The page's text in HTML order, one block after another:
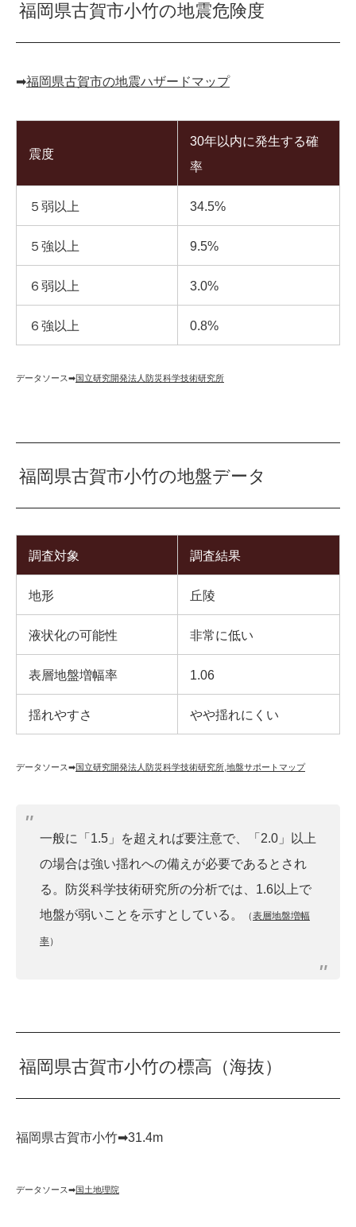
福岡県古賀市小竹の地震危険度
➡︎福岡県古賀市の地震ハザードマップ
震度
30年以内に発生する確
率
５弱以上 34.5%
５強以上 9.5%
６弱以上 3.0%
６強以上 0.8%
データソース➡︎国立研究開発法人防災科学技術研究所
福岡県古賀市小竹の地盤データ
調査対象 調査結果
地形 丘陵
液状化の可能性 非常に低い
表層地盤増幅率 1.06
揺れやすさ やや揺れにくい
データソース➡︎国立研究開発法人防災科学技術研究所 地盤サポートマップ
一般に「1.5」を超えれば要注意で、「2.0」以上
の場合は強い揺れへの備えが必要であるとされ
る。防災科学技術研究所の分析では、1.6以上で
地盤が弱いことを示すとしている。
（表層地盤増幅
率）
福岡県古賀市小竹の標高（海抜）
福岡県古賀市小竹➡︎31.4m
データソース➡︎国土地理院